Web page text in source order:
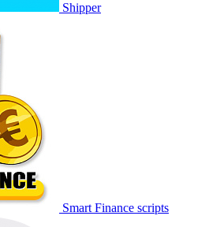
Shipper
Smart Finance scripts